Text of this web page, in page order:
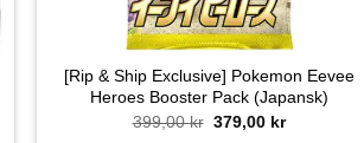
[Rip & Ship Exclusive] Pokemon Eevee
Heroes Booster Pack (Japansk)
399,00kr Opprinnelig
379,00 krNåværende